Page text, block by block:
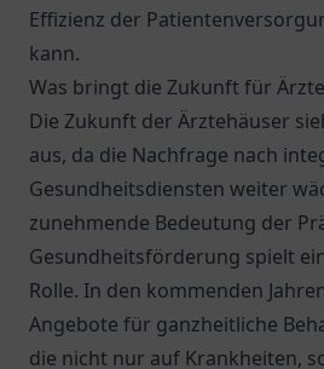
Effizienz der
kann.
Was bringt die Zukunft für
Die Zukunft der Ärztehäuser
aus, da die Nachfrage nach
Gesundheitsdiensten weiter
zunehmende Bedeutung der
Gesundheitsförderung spielt
Rolle. In den kommenden
Angebote für ganzheitliche
die nicht nur auf Krankheiten,